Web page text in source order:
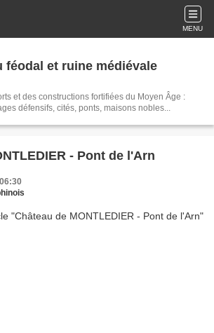
MENU
féodal et ruine médiévale
et des constructions fortifiées du Moyen Âge :
défensifs, cités, ponts, maisons nobles...
- Pont de l'Arn